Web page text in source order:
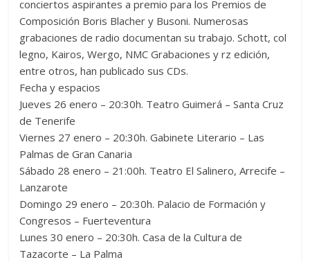
conciertos aspirantes a premio para los Premios de
Composición Boris Blacher y Busoni. Numerosas
grabaciones de radio documentan su trabajo. Schott, col
legno, Kairos, Wergo, NMC Grabaciones y rz edición,
entre otros, han publicado sus CDs.
Fecha y espacios
Jueves 26 enero – 20:30h. Teatro Guimerá – Santa Cruz
de Tenerife
Viernes 27 enero – 20:30h. Gabinete Literario – Las
Palmas de Gran Canaria
Sábado 28 enero – 21:00h. Teatro El Salinero, Arrecife –
Lanzarote
Domingo 29 enero – 20:30h. Palacio de Formación y
Congresos – Fuerteventura
Lunes 30 enero – 20:30h. Casa de la Cultura de
Tazacorte – La Palma